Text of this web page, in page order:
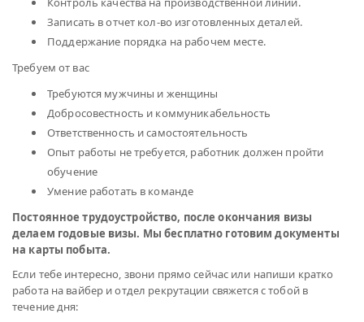
Записать в отчет кол-во изготовленных деталей.
Поддержание порядка на рабочем месте.
Требуем от вас
Требуются мужчины и женщины
Добросовестность и коммуникабельность
Ответственность и самостоятельность
Опыт работы не требуется, работник должен пройти
обучение
Умение работать в команде
Постоянное трудоустройство, после окончания визы
делаем годовые визы. Мы бесплатно готовим документы
на карты побыта.
Если тебе интересно, звони прямо сейчас или напиши кратко
работа на вайбер и отдел рекрутации свяжется с тобой в
течение дня: